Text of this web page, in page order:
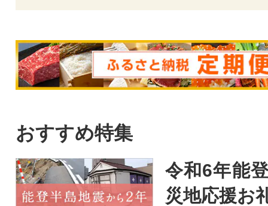
おすすめ特集
令和6年能
災地応援お